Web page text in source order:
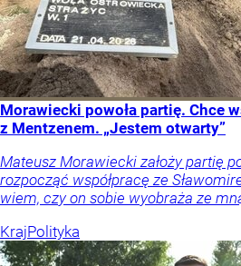
Morawiecki powoła partię. Chce
z Mentzenem. „Jestem otwarty”
Mateusz Morawiecki założy partię
rozpocząć współpracę ze
wiem, czy on sobie wyobraża ze
KrajPolityka